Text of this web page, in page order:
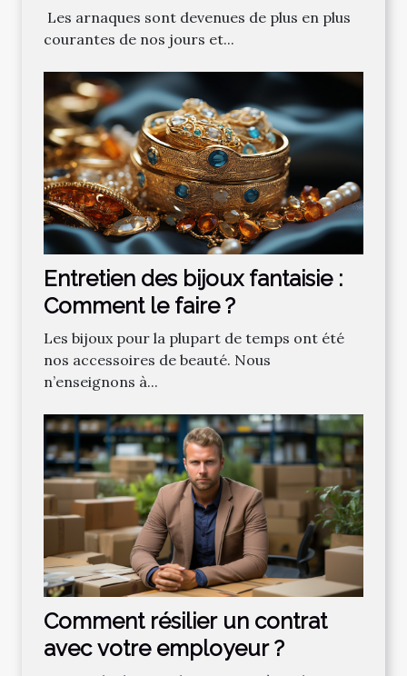
‌ Les‌ ‌arnaques‌ ‌sont‌ ‌devenues‌ ‌de‌ ‌plus‌ ‌en‌ ‌plus‌
‌courantes‌ ‌de‌ ‌nos‌ ‌jours‌ ‌et‌...
Entretien des bijoux fantaisie :
Comment le faire ?
Les bijoux pour la plupart de temps ont été
nos accessoires de beauté. Nous
n’enseignons à...
Comment résilier un contrat
avec votre employeur ?